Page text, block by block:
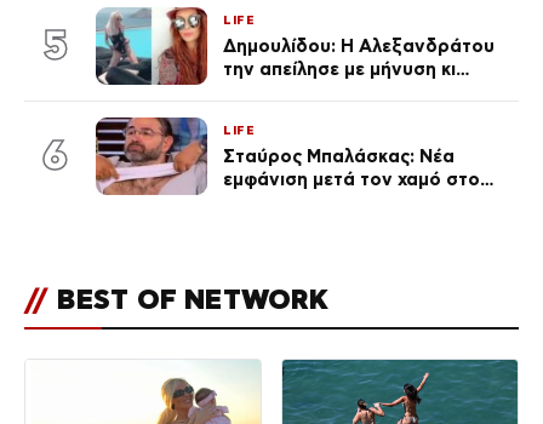
5
LIFE
Δημουλίδου: Η Αλεξανδράτου
την απείλησε με μήνυση κι
ποια είσαι σοκαρίστικα»
6
LIFE
Σταύρος Μπαλάσκας: Νέα
εμφάνιση μετά τον χαμό στο
// BEST OF NETWORK